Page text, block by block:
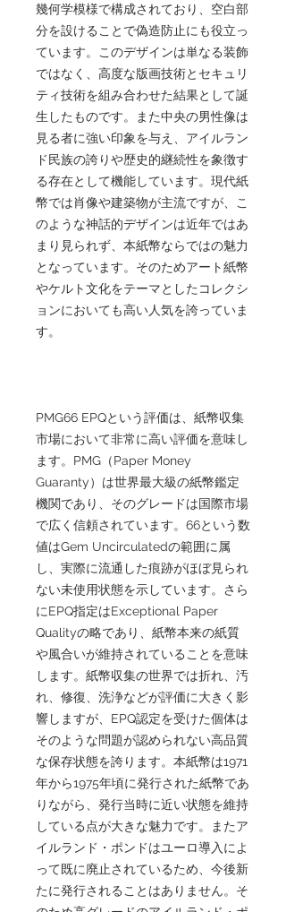
幾何学模様で構成されており、空白部
分を設けることで偽造防止にも役立っ
ています。このデザインは単なる装飾
ではなく、高度な版画技術とセキュリ
ティ技術を組み合わせた結果として誕
生したものです。また中央の男性像は
見る者に強い印象を与え、アイルラン
ド民族の誇りや歴史的継続性を象徴す
る存在として機能しています。現代紙
幣では肖像や建築物が主流ですが、こ
のような神話的デザインは近年ではあ
まり見られず、本紙幣ならではの魅力
となっています。そのためアート紙幣
やケルト文化をテーマとしたコレクシ
ョンにおいても高い人気を誇っていま
す。
PMG66 EPQという評価は、紙幣収集
市場において非常に高い評価を意味し
ます。PMG（Paper Money
Guaranty）は世界最大級の紙幣鑑定
機関であり、そのグレードは国際市場
で広く信頼されています。66という数
値はGem Uncirculatedの範囲に属
し、実際に流通した痕跡がほぼ見られ
ない未使用状態を示しています。さら
にEPQ指定はExceptional Paper
Qualityの略であり、紙幣本来の紙質
や風合いが維持されていることを意味
します。紙幣収集の世界では折れ、汚
れ、修復、洗浄などが評価に大きく影
響しますが、EPQ認定を受けた個体は
そのような問題が認められない高品質
な保存状態を誇ります。本紙幣は1971
年から1975年頃に発行された紙幣であ
りながら、発行当時に近い状態を維持
している点が大きな魅力です。またア
イルランド・ポンドはユーロ導入によ
って既に廃止されているため、今後新
たに発行されることはありません。そ